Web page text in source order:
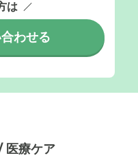
は
わせる
医療ケア